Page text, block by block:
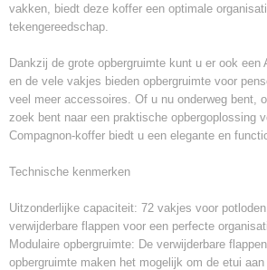
vakken, biedt deze koffer een optimale
tekengereedschap.
Dankzij de grote opbergruimte kunt u er ook een
en de vele vakjes bieden opbergruimte voor
veel meer accessoires. Of u nu onderweg bent,
zoek bent naar een praktische opbergoplossing
Compagnon-koffer biedt u een elegante en
Technische kenmerken
Uitzonderlijke capaciteit: 72 vakjes voor
verwijderbare flappen voor een perfecte
Modulaire opbergruimte: De verwijderbare
opbergruimte maken het mogelijk om de etui